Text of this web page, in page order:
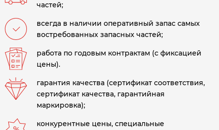
частей;
всегда в наличии оперативный запас самых
востребованных запасных частей;
работа по годовым контрактам (с фиксацией
цены).
гарантия качества (сертификат соответствия,
сертификат качества, гарантийная
маркировка);
конкурентные цены, специальные